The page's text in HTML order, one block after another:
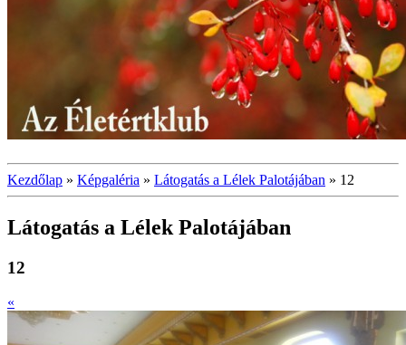
Kezdőlap » Képgaléria » Látogatás a Lélek Palotájában » 12
Látogatás a Lélek Palotájában
12
«